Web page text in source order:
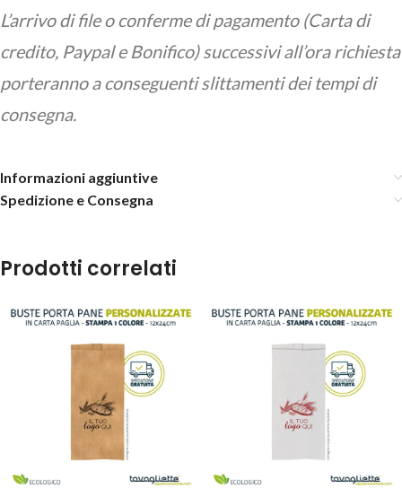
L’arrivo di file o conferme di pagamento (Carta di
credito, Paypal e Bonifico) successivi all’ora richiesta
porteranno a conseguenti slittamenti dei tempi di
consegna.
Informazioni aggiuntive
Spedizione e Consegna
Prodotti correlati